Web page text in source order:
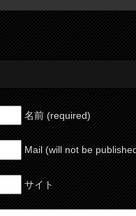
名前 (required)
Mail (will not be
サイト